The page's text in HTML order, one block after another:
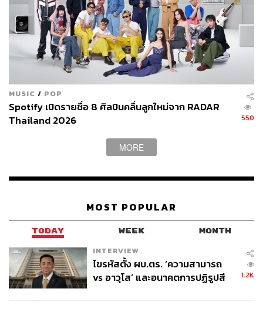
MUSIC / POP
Spotify เปิดรายชื่อ 8 ศิลปินคลื่นลูกใหม่จาก RADAR
Thailand 2026
550
MORE
MOST POPULAR
TODAY WEEK MONTH
INTERVIEW
ไขรหัสตั้ง ผบ.ตร. ‘ความสามารถ
vs อาวุโส’ และอนาคตการปฏิรูปสี
1.2K